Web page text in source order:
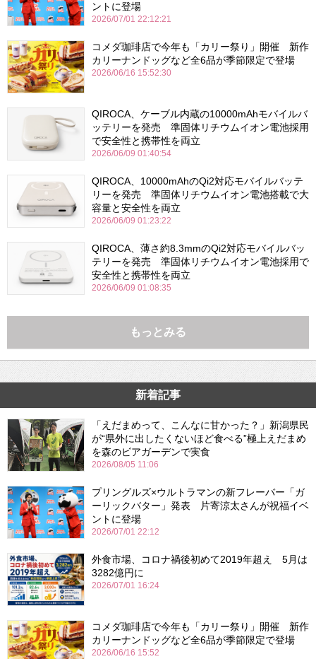
ントに登場
2026/07/01 22:12:21
コメダ珈琲店で今年も「カリー祭り」開催 新作
カリーナンドッグなど全6品が季節限定で登場
2026/06/16 15:52:30
QIROCA、ケーブル内蔵の10000mAhモバイルバ
ッテリーを発売 準固体リチウムイオン電池採用
で安全性と携帯性を両立
2026/06/09 01:40:54
QIROCA、10000mAhのQi2対応モバイルバッテ
リーを発売 準固体リチウムイオン電池搭載で大
容量と安全性を両立
2026/06/09 01:23:22
QIROCA、薄さ約8.3mmのQi2対応モバイルバッ
テリーを発売 準固体リチウムイオン電池採用で
安全性と携帯性を両立
2026/06/09 01:08:35
もっとみる
新着記事
「えだまめって、こんなに甘かった？」新潟県民
が“県外に出したくないほど食べる”極上えだまめ
を森のビアガーデンで実食
2026/08/05 11:06
プリングルズ×ウルトラマンの新フレーバー「ガ
ーリックバター」発表 片寄涼太さんが祝福イベ
ントに登場
2026/07/01 22:12
外食市場、コロナ禍後初めて2019年超え 5月は
3282億円に
2026/07/01 16:24
コメダ珈琲店で今年も「カリー祭り」開催 新作
カリーナンドッグなど全6品が季節限定で登場
2026/06/16 15:52